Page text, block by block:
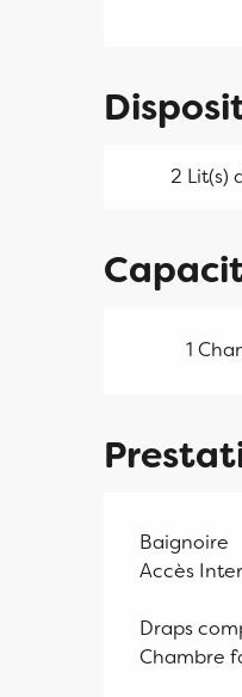
2 Lit(s)
1
Baignoire
Accès
Draps
Chambre